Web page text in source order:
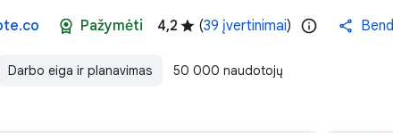
Pažymėti 4,2 (39 įvertinimai)
Darbo eiga ir planavimas 50 000 naudotojų